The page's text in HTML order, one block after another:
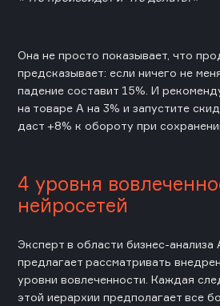
Она не просто показывает, что
предсказывает: если ничего не
падение составит 15%. И
на товаре А на 3% и запустите
даст +8% к обороту при
4 уровня
нейросетей
Эксперт в области бизнес-анализа
предлагает рассматривать
уровни вовлеченности. Каждая
этой иерархии предполагает все